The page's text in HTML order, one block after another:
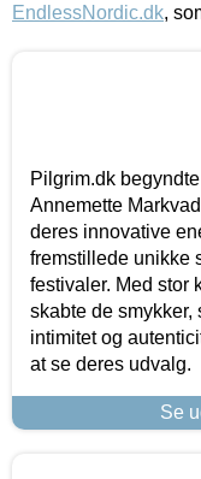
EndlessNordic.dk,
Pilgrim.dk
Annemette
deres innovative
fremstillede unikke
festivaler. Med stor
skabte de smykker,
intimitet og
at se deres udvalg.
Se